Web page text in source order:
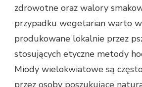
zdrowotne oraz walory
przypadku wegetarian warto
produkowane lokalnie przez
stosujących etyczne metody
Miody wielokwiatowe są